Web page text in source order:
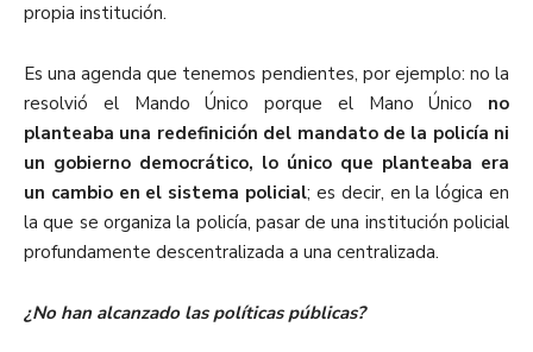
propia institución.
Es una agenda que tenemos pendientes, por ejemplo: no la
resolvió el Mando Único porque el Mano Único no
planteaba una redefinición del mandato de la policía ni
un gobierno democrático, lo único que planteaba era
un cambio en el sistema policial; es decir, en la lógica en
la que se organiza la policía, pasar de una institución policial
profundamente descentralizada a una centralizada.
¿No han alcanzado las políticas públicas?